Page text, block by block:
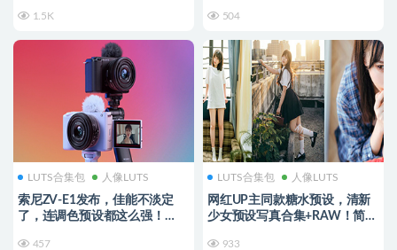
1.5K 504
LUTS合集包 人像LUTS
索尼ZV-E1发布，佳能不淡定
了，连调色预设都这么强！
457
LUTS合集包 人像LUTS
网红UP主同款糖水预设，清新
少女预设写真合集+RAW！简直
933